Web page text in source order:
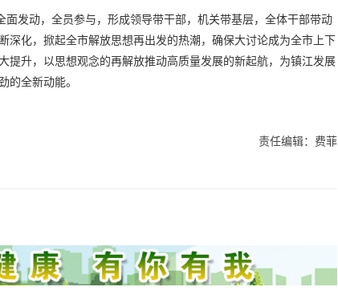
面发动，全员参与，形成领导带干部，机关带基层，全体干部带动
深化，掀起全市解放思想再出发的热潮，确保大讨论成为全市上下
提升，以思想观念的再解放推动高质量发展的新起航，为镇江发展
的全新动能。
责任编辑：费菲